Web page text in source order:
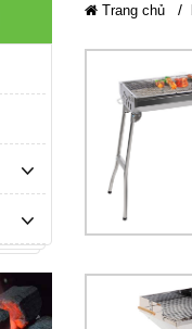
Trang chủ /